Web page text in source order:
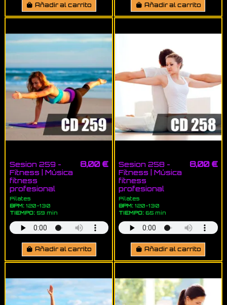
Añadir al carrito Añadir al carrito
Sesion 259 -
Fitness | Música
fitness
profesional
Pilates
BPM:120-130
TIEMPO:59 min
8,00 €
Añadir al carrito
Sesion 258 -
Fitness | Música
fitness
profesional
Pilates
BPM: 120-130
TIEMPO: 65 min
8,00 €
Añadir al carrito